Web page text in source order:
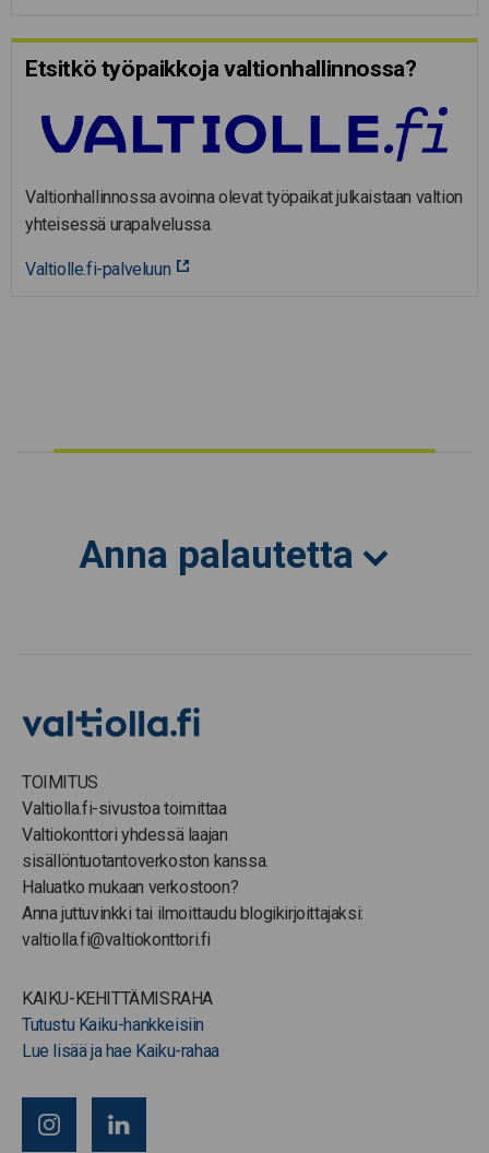
Etsitkö työpaikkoja valtion­hal­lin­nossa?
Valtionhallinnossa avoinna olevat työpaikat julkaistaan valtion
yhteisessä urapalvelussa.
Valtiolle.fi-palveluun
Anna palautetta
TOIMITUS
Valtiolla.fi-sivustoa toimittaa
Valtiokonttori yhdessä laajan
sisällöntuotantoverkoston kanssa.
Haluatko mukaan verkostoon?
Anna juttuvinkki tai ilmoittaudu blogikirjoittajaksi:
valtiolla.fi@valtiokonttori.fi
KAIKU-KEHITTÄMISRAHA
Tutustu Kaiku-hankkeisiin
Lue lisää ja hae Kaiku-rahaa